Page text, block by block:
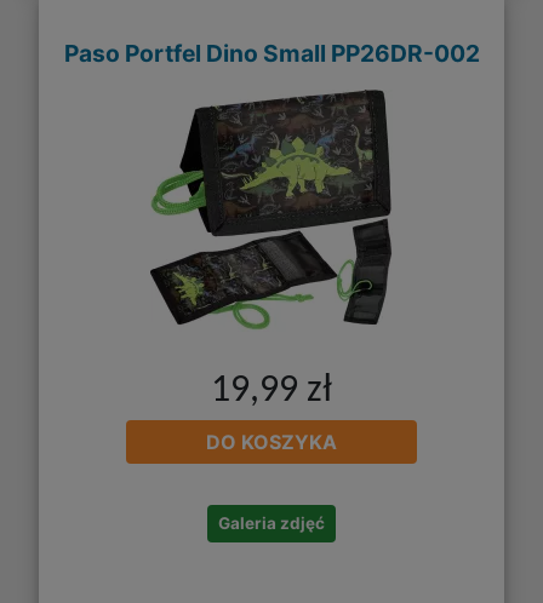
Paso Portfel Dino Small PP26DR-002
19,99 zł
DO KOSZYKA
Galeria zdjęć